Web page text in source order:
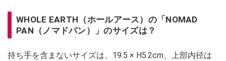
WHOLE EARTH（ホールアース）の「NOMAD
PAN（ノマドパン）」のサイズは？
持ち手を含まないサイズは、19.5 × H5.2cm、上部内径は